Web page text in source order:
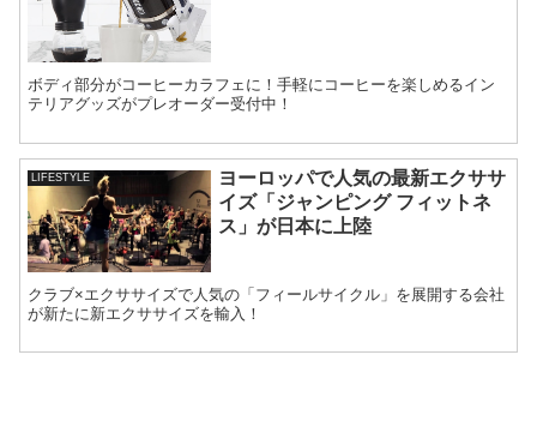
ボディ部分がコーヒーカラフェに！手軽にコーヒーを楽しめるイン
テリアグッズがプレオーダー受付中！
LIFESTYLE
ヨーロッパで人気の最新エクササ
イズ「ジャンピング フィットネ
ス」が日本に上陸
クラブ×エクササイズで人気の「フィールサイクル」を展開する会社
が新たに新エクササイズを輸入！